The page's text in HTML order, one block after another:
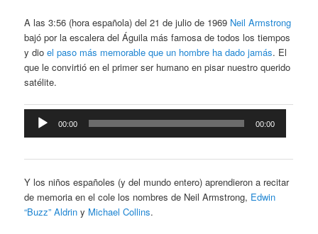
A las 3:56 (hora española) del 21 de julio de 1969 Neil Armstrong
bajó por la escalera del Águila más famosa de todos los tiempos
y dioel paso más memorable que un hombre ha dado jamás. El
que le convirtió en el primer ser humano en pisar nuestro querido
satélite.
de
00:00 00:00
Y los niños españoles (y del mundo entero) aprendieron a recitar
de memoria en el cole los nombres de Neil Armstrong, Edwin
“Buzz” Aldrin y Michael Collins.